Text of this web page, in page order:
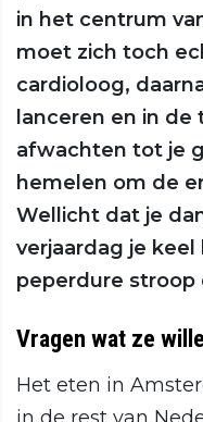
in het centrum
moet zich toch
cardioloog,
lanceren en in
afwachten tot je
hemelen om de
Wellicht dat je
verjaardag je
peperdure stroop
Vragen wat ze
Het eten in